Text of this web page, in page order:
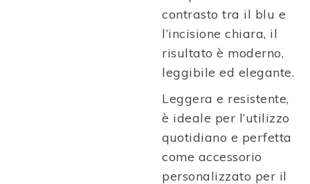
contrasto tra il blu e
l’incisione chiara, il
risultato è moderno,
leggibile ed elegante.
Leggera e resistente,
è ideale per l’utilizzo
quotidiano e perfetta
come accessorio
personalizzato per il